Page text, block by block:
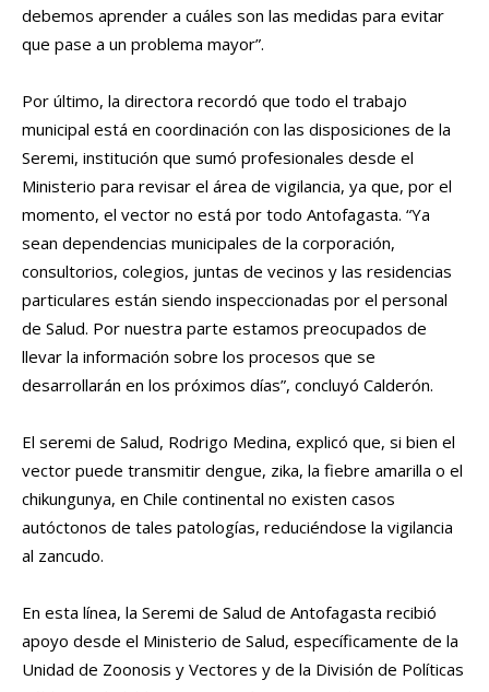
debemos aprender a cuáles son las medidas para evitar
que pase a un problema mayor”.
Por último, la directora recordó que todo el trabajo
municipal está en coordinación con las disposiciones de la
Seremi, institución que sumó profesionales desde el
Ministerio para revisar el área de vigilancia, ya que, por el
momento, el vector no está por todo Antofagasta. “Ya
sean dependencias municipales de la corporación,
consultorios, colegios, juntas de vecinos y las residencias
particulares están siendo inspeccionadas por el personal
de Salud. Por nuestra parte estamos preocupados de
llevar la información sobre los procesos que se
desarrollarán en los próximos días”, concluyó Calderón.
El seremi de Salud, Rodrigo Medina, explicó que, si bien el
vector puede transmitir dengue, zika, la fiebre amarilla o el
chikungunya, en Chile continental no existen casos
autóctonos de tales patologías, reduciéndose la vigilancia
al zancudo.
En esta línea, la Seremi de Salud de Antofagasta recibió
apoyo desde el Ministerio de Salud, específicamente de la
Unidad de Zoonosis y Vectores y de la División de Políticas